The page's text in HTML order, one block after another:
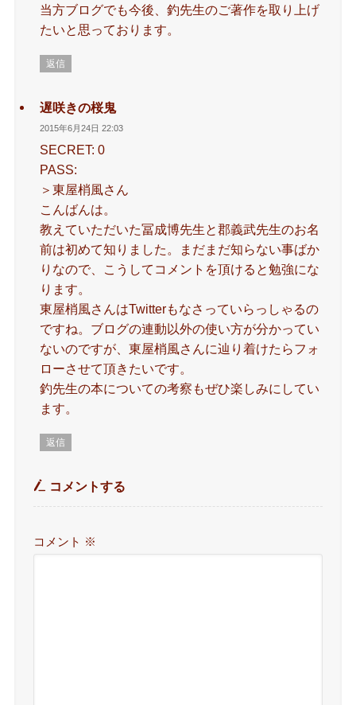
当方ブログでも今後、釣先生のご著作を取り上げ
たいと思っております。
返信
遅咲きの桜鬼
2015年6月24日 22:03
SECRET: 0
PASS:
＞東屋梢風さん
こんばんは。
教えていただいた冨成博先生と郡義武先生のお名
前は初めて知りました。まだまだ知らない事ばか
りなので、こうしてコメントを頂けると勉強にな
ります。
東屋梢風さんはTwitterもなさっていらっしゃるの
ですね。ブログの連動以外の使い方が分かってい
ないのですが、東屋梢風さんに辿り着けたらフォ
ローさせて頂きたいです。
釣先生の本についての考察もぜひ楽しみにしてい
ます。
返信
コメントする
コメント ※